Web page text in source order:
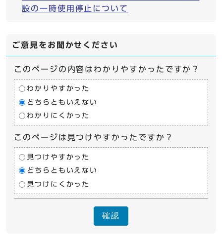
設の一時使用停止について
ご意見をお聞かせください
このページの内容はわかりやすかったですか？
わかりやすかった
どちらともいえない
わかりにくかった
このページは見つけやすかったですか？
見つけやすかった
どちらともいえない
見つけにくかった
確認